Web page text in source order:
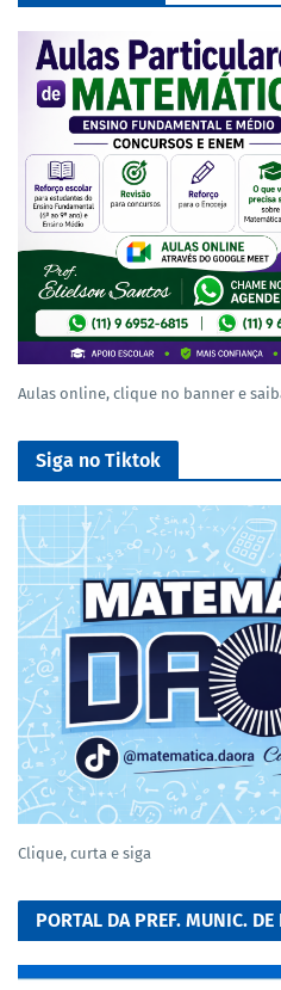
Aulas online, clique no banner e
Siga no Tiktok
Clique, curta e siga
PORTAL DA PREF. MUNIC. DE